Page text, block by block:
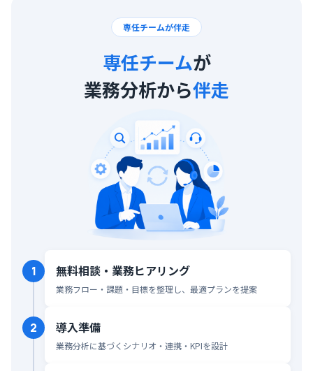
専任チームが伴走
専任チームが
業務分析から伴走
1 無料相談・業務ヒアリング
業務フロー・課題・目標を整理し、最適プランを提案
2 導入準備
業務分析に基づくシナリオ・連携・KPIを設計